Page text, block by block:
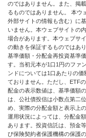
のではありません。また、掲
るものではありません。 本ウ
外部サイトの情報も含む）に
いません。本ウェブサイトの
場合があります。本ウェブサ
の動きを保証するものではあり
基準価額・分配金再投資基準
す。当初元本が1口1円のファ
ンドについては1口あたりの
ておりません。ただし、ETF
配金の表示数値は、基準価額
は、公社債投信は小数点第二
め、実際の分配金額と表示上
運用状況によっては、分配金
あります。投資信託は、預金
び保険契約者保護機構の保護